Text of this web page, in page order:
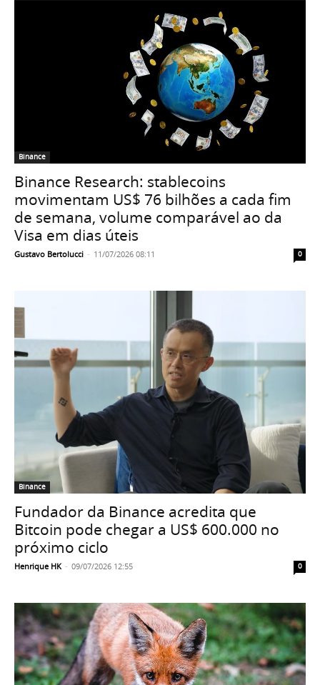
Binance
Binance Research: stablecoins
movimentam US$ 76 bilhões a cada fim
de semana, volume comparável ao da
Visa em dias úteis
Gustavo Bertolucci - 11/07/2026 08:11 0
Binance
Fundador da Binance acredita que
Bitcoin pode chegar a US$ 600.000 no
próximo ciclo
Henrique HK - 09/07/2026 12:55 0